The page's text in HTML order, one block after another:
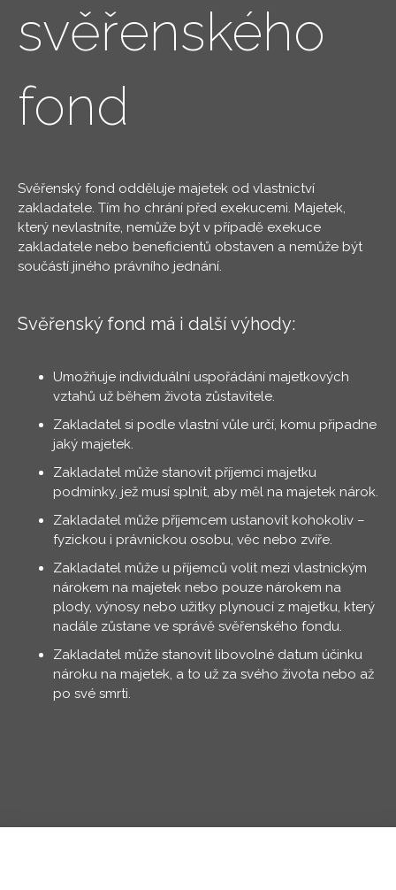
svěřenského
fond
Svěřenský fond odděluje majetek od vlastnictví
zakladatele. Tím ho chrání před exekucemi. Majetek,
který nevlastníte, nemůže být v případě exekuce
zakladatele nebo beneficientů obstaven a nemůže být
součástí jiného právního jednání.
Svěřenský fond má i další výhody:
Umožňuje individuální uspořádání majetkových
vztahů už během života zůstavitele.
Zakladatel si podle vlastní vůle určí, komu připadne
jaký majetek.
Zakladatel může stanovit příjemci majetku
podmínky, jež musí splnit, aby měl na majetek nárok.
Zakladatel může příjemcem ustanovit kohokoliv –
fyzickou i právnickou osobu, věc nebo zvíře.
Zakladatel může u příjemců volit mezi vlastnickým
nárokem na majetek nebo pouze nárokem na
plody, výnosy nebo užitky plynoucí z majetku, který
nadále zůstane ve správě svěřenského fondu.
Zakladatel může stanovit libovolné datum účinku
nároku na majetek, a to už za svého života nebo až
po své smrti.